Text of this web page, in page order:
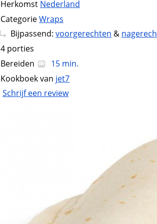
Herkomst Nederland
CategorieWraps
Bijpassend: voorgerechten &
4 porties
Bereiden
15 min.
Kookboek van jet7
Schrijf een review